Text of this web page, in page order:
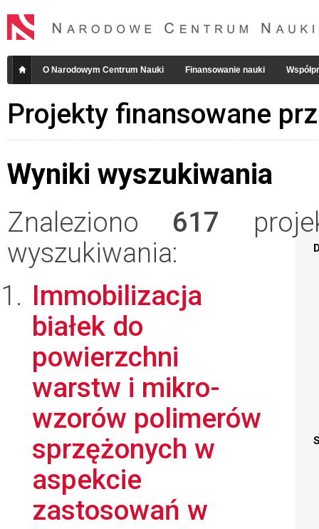
O Narodowym Centrum Nauki Finansowanie nauki
Projekty finansowane
Wyniki wyszukiwania
Znaleziono 617
wyszukiwania:
Immobilizacja
białek do
powierzchni
warstw i mikro-
wzorów polimerów
sprzężonych w
aspekcie
zastosowań w